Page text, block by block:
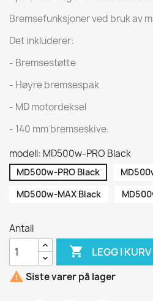
Bremsefunksjoner ved bruk av
Det inkluderer:
- Bremsestøtte
- Høyre bremsespak
- MD motordeksel
- 140 mm bremseskive.
modell: MD500w-PRO Black
MD500w-PRO Black
MD500w-MAX Black
Antall
 LEGG I KURV
 Siste varer på lager